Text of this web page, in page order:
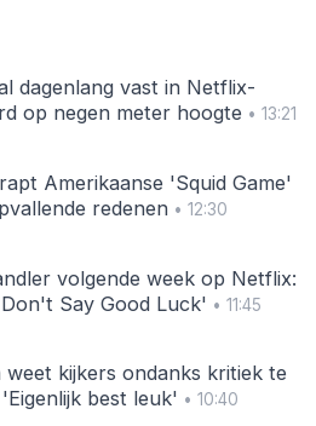
dagenlang vast in Netflix-
op negen meter hoogte • 13:21
Amerikaanse 'Squid Game'
redenen• 12:30
volgende week op Netflix:
Say Good Luck' • 11:45
kijkers ondanks kritiek te
best leuk' • 10:40